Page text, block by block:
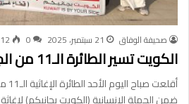
صحيفة الوفاق 21 سبتمبر، 2025 0
12
الكويت تسير الطائرة الـ11 من الجسر الجوي لغزة
ضمن الحملة الإنسانية (الكويت بجانبكم)